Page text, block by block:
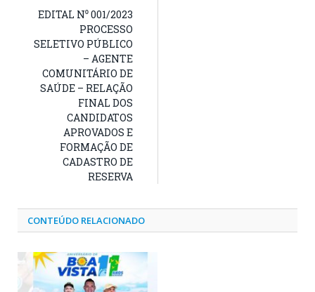
EDITAL N⁰ 001/2023
PROCESSO
SELETIVO PÚBLICO
– AGENTE
COMUNITÁRIO DE
SAÚDE – RELAÇÃO
FINAL DOS
CANDIDATOS
APROVADOS E
FORMAÇÃO DE
CADASTRO DE
RESERVA
CONTEÚDO RELACIONADO